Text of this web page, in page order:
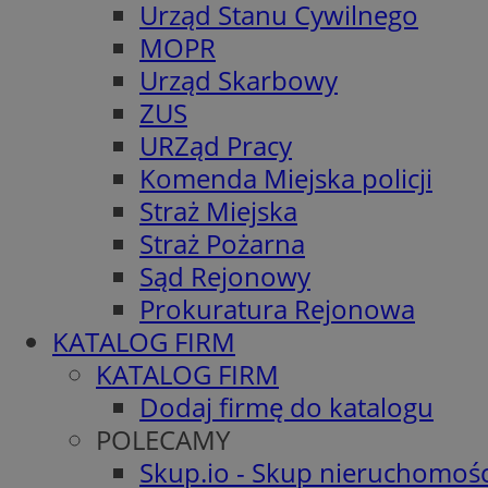
Urząd Stanu Cywilnego
MOPR
Urząd Skarbowy
ZUS
URZąd Pracy
Komenda Miejska policji
Straż Miejska
Straż Pożarna
Sąd Rejonowy
Prokuratura Rejonowa
KATALOG FIRM
KATALOG FIRM
Dodaj firmę do katalogu
POLECAMY
Skup.io - Skup